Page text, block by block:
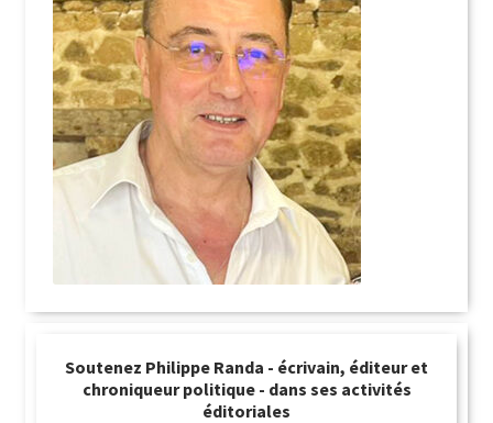
Soutenez Philippe Randa - écrivain, éditeur et
chroniqueur politique - dans ses activités
éditoriales